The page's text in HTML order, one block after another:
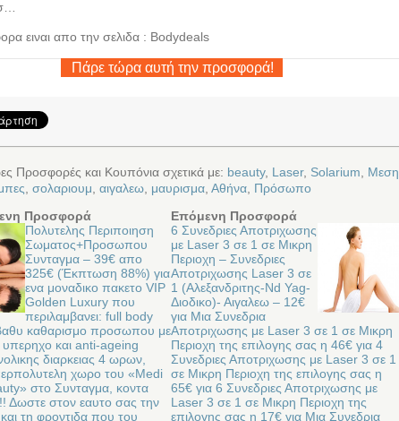
ειναι απο την σελιδα : Bodydeals
Πάρε τώρα αυτή την προσφορά!
Προσφορές και Κουπόνια σχετικά με: beauty, Laser, Solarium Μεση
σολαριουμ αιγαλεω, μαυρισμα, Αθήνα, Πρόσωπο
Προσφορά
Πολυτελης Περιποιηση
Σωματος+Προσωπου
Συνταγμα – 39€ απο
325€ (Έκπτωση 88%) για
ενα μοναδικο πακετο VIP
Golden Luxury που
περιλαμβανει: full body
καθαρισμο προσωπου με
υπερηχο και anti-ageing
διαρκειας 4 ωρων,
χωρο του «Medi
στο Συνταγμα, κοντα
Δωστε στον εαυτο σας την
τη φροντιδα που του
Επόμενη Προσφορά
6 Συνεδριες Αποτριχωσης
με Laser 3 σε 1 σε Μικρη
Περιοχη – Συνεδριες
Αποτριχωσης Laser 3 σε
1 (Αλεξανδριτης-Nd Yag-
Διοδικο)- Αιγαλεω – 12€
για Μια Συνεδρια
Αποτριχωσης με Laser 3 σε 1 σε Μικρη
Περιοχη της επιλογης σας η 46€ για 4
Συνεδριες Αποτριχωσης με Laser 3 σε 1
σε Μικρη Περιοχη της επιλογης σας η
65€ για 6 Συνεδριες Αποτριχωσης με
Laser 3 σε 1 σε Μικρη Περιοχη της
επιλογης σας η 17€ για Μια Συνεδρια